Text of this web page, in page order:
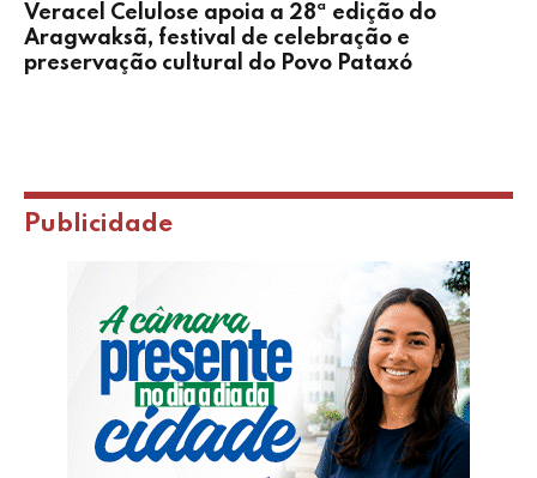
Veracel Celulose apoia a 28ª edição do
Aragwaksã, festival de celebração e
preservação cultural do Povo Pataxó
Publicidade